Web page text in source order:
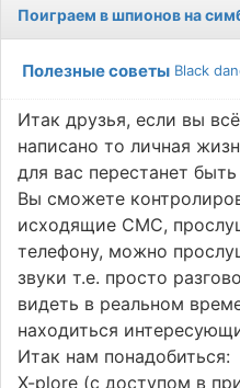
Поиграем в шпионов на
Полезные советы Black
Итак друзья, если вы
написано то личная
для вас перестанет
Вы сможете
исходящие СМС,
телефону, можно
звуки т.е. просто
видеть в реальном
находиться
Итак нам понадобиться:
X-plore (с доступом в